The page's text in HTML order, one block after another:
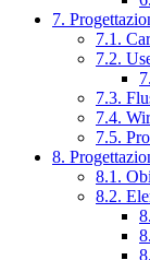
7.
7.1.
7.2.
7.3.
7.4.
7.5.
8.
8.1.
8.2.